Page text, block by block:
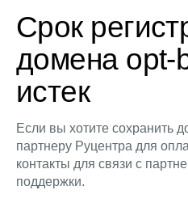
Срок
домена opt-
истек
Если вы хотите сохранить
партнеру Руцентра для
контакты для связи с
поддержки.